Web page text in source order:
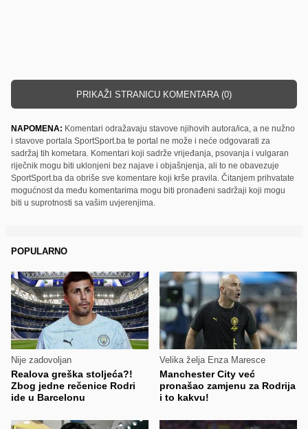
PRIKAŽI STRANICU KOMENTARA (0)
NAPOMENA: Komentari odražavaju stavove njihovih autora/ica, a ne nužno
i stavove portala SportSport.ba te portal ne može i neće odgovarati za
sadržaj tih kometara. Komentari koji sadrže vrijeđanja, psovanja i vulgaran
riječnik mogu biti uklonjeni bez najave i objašnjenja, ali to ne obavezuje
SportSport.ba da obriše sve komentare koji krše pravila. Čitanjem prihvatate
mogućnost da među komentarima mogu biti pronađeni sadržaji koji mogu
biti u suprotnosti sa vašim uvjerenjima.
POPULARNO
Nije zadovoljan
Realova greška stoljeća?!
Zbog jedne rečenice Rodri
ide u Barcelonu
Velika želja Enza Maresce
Manchester City već
pronašao zamjenu za Rodrija
i to kakvu!